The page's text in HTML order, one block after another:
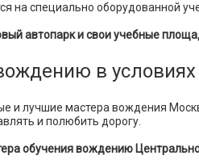
на специально оборудованной
автопарк и свои учебные
в
и лучшие мастера вождения
и полюбить дорогу.
обучения вождению